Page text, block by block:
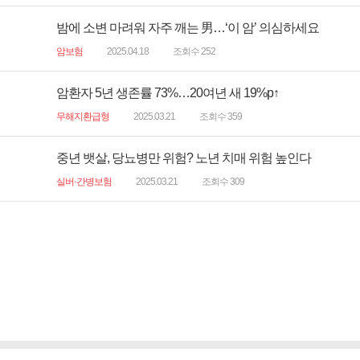
밤에 소변 마려워 자주 깨는 男…‘이 암’ 의심하세요
암보험 2025.04.18 조회수 252
암환자 5년 생존률 73%…20여년 새 19%p↑
무해지환급형 2025.03.21 조회수 359
중년 뱃살, 당뇨병만 위험? 노년 치매 위험 높인다
실버·간병보험 2025.03.21 조회수 309